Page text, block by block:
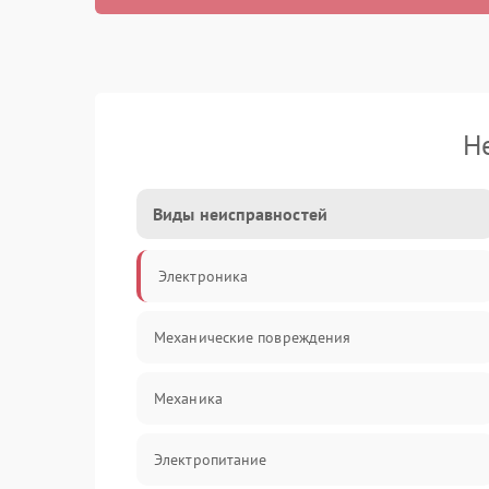
Виды неисправностей
Электроника
Механические повреждения
Механика
Электропитание